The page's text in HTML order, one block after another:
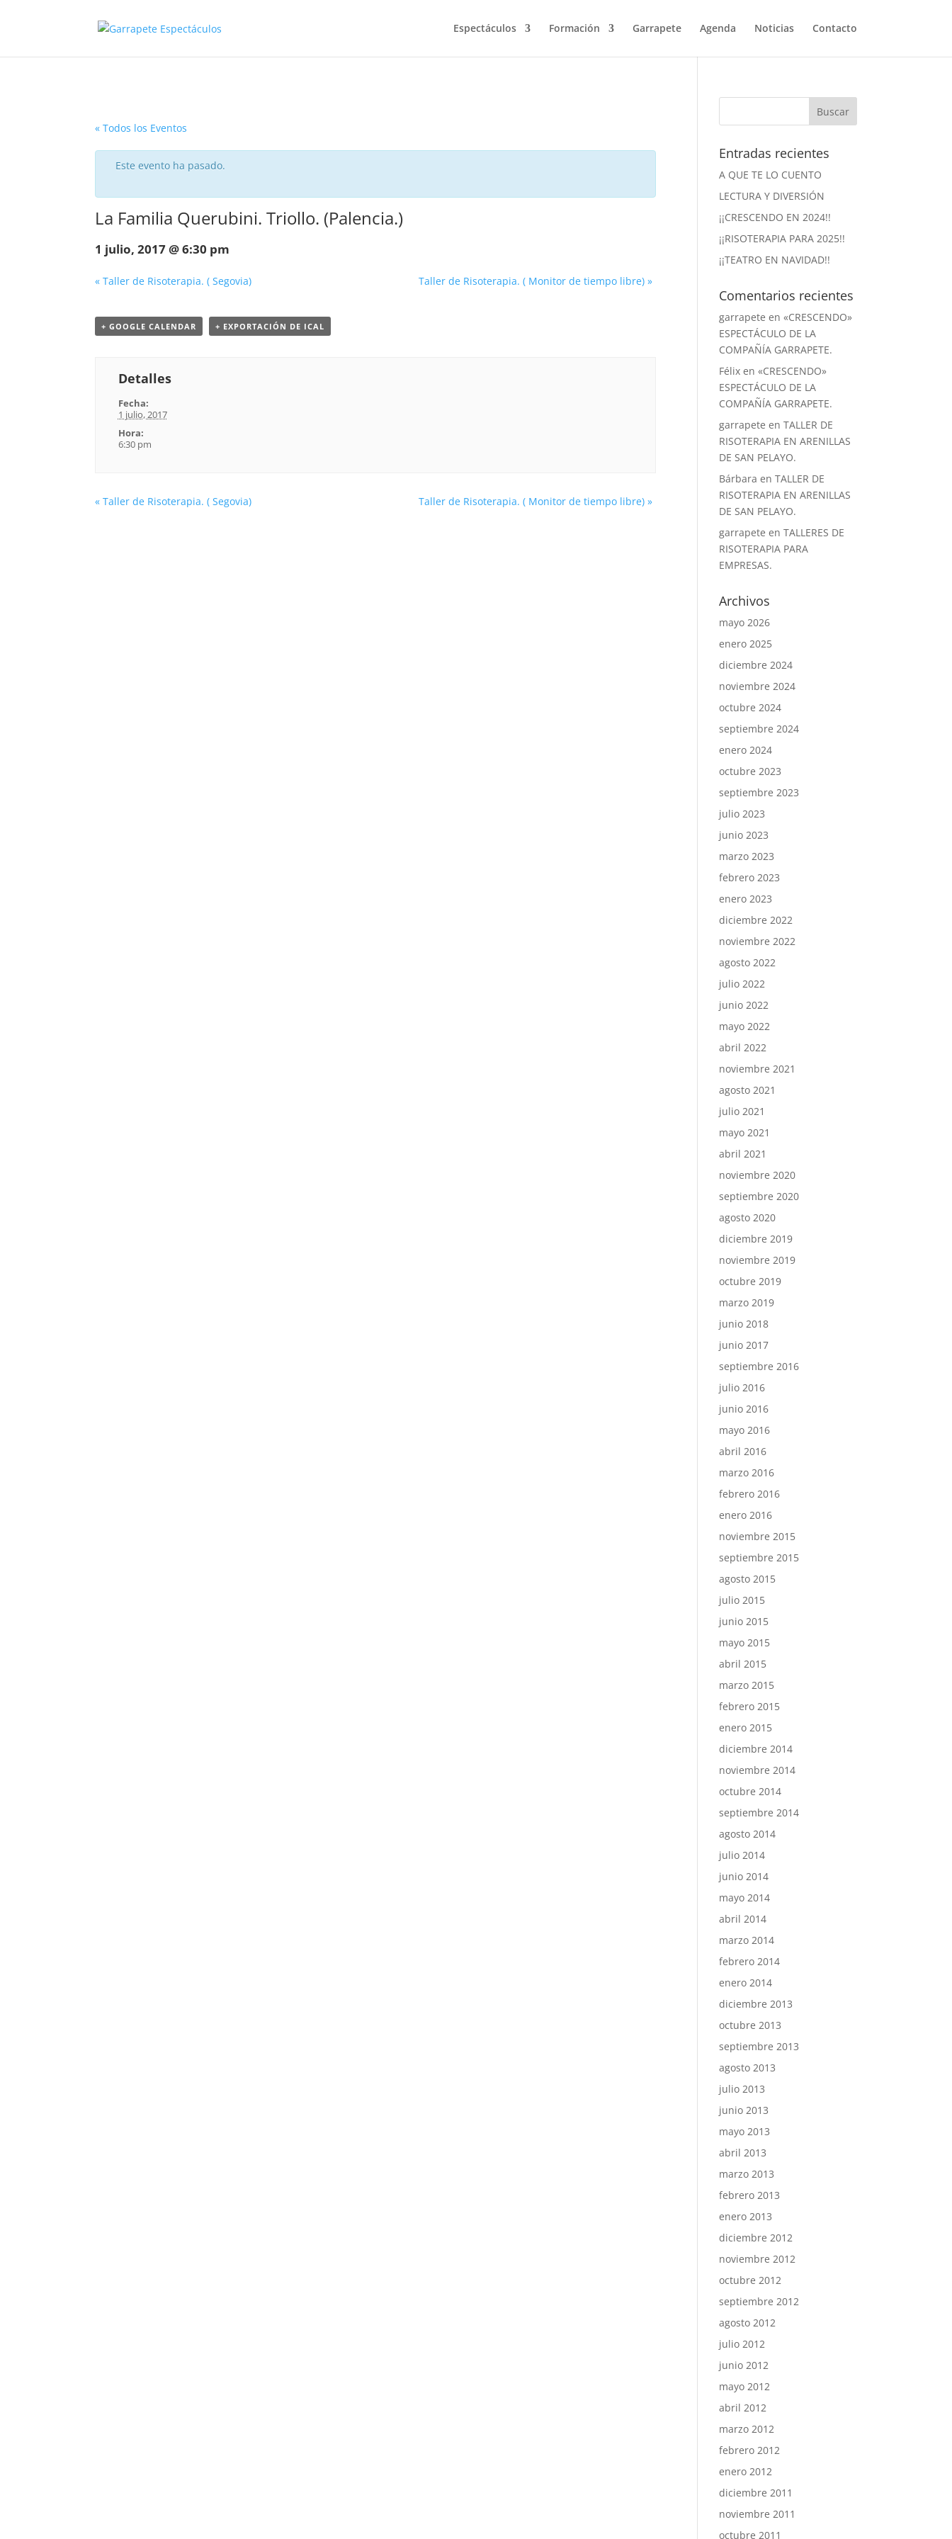
Espectáculos Formación Garrapete Agenda Noticias Contacto
« Todos los Eventos
Este evento ha pasado.
La Familia Querubini. Triollo. (Palencia.)
1 julio, 2017 @ 6:30 pm
« Taller de Risoterapia. ( Segovia) Taller de Risoterapia. ( Monitor de tiempo libre)»
+ GOOGLE CALENDAR + EXPORTACIÓN DE ICAL
Detalles
Fecha:
1 julio, 2017
Hora:
6:30 pm
« Taller de Risoterapia. ( Segovia) Taller de Risoterapia. ( Monitor de tiempo libre)»
Entradas recientes
A QUE TE LO CUENTO
LECTURA Y DIVERSIÓN
¡¡CRESCENDO EN 2024!!
¡¡RISOTERAPIA PARA 2025!!
¡¡TEATRO EN NAVIDAD!!
Comentarios recientes
garrapete en«CRESCENDO»
ESPECTÁCULO DE LA
COMPAÑÍA GARRAPETE.
Félix en«CRESCENDO»
ESPECTÁCULO DE LA
COMPAÑÍA GARRAPETE.
garrapete enTALLER DE
RISOTERAPIA EN ARENILLAS
DE SAN PELAYO.
Bárbara enTALLER DE
RISOTERAPIA EN ARENILLAS
DE SAN PELAYO.
garrapete enTALLERES DE
RISOTERAPIA PARA
EMPRESAS.
Archivos
mayo 2026
enero 2025
diciembre 2024
noviembre 2024
octubre 2024
septiembre 2024
enero 2024
octubre 2023
septiembre 2023
julio 2023
junio 2023
marzo 2023
febrero 2023
enero 2023
diciembre 2022
noviembre 2022
agosto 2022
julio 2022
junio 2022
mayo 2022
abril 2022
noviembre 2021
agosto 2021
julio 2021
mayo 2021
abril 2021
noviembre 2020
septiembre 2020
agosto 2020
diciembre 2019
noviembre 2019
octubre 2019
marzo 2019
junio 2018
junio 2017
septiembre 2016
julio 2016
junio 2016
mayo 2016
abril 2016
marzo 2016
febrero 2016
enero 2016
noviembre 2015
septiembre 2015
agosto 2015
julio 2015
junio 2015
mayo 2015
abril 2015
marzo 2015
febrero 2015
enero 2015
diciembre 2014
noviembre 2014
octubre 2014
septiembre 2014
agosto 2014
julio 2014
junio 2014
mayo 2014
abril 2014
marzo 2014
febrero 2014
enero 2014
diciembre 2013
octubre 2013
septiembre 2013
agosto 2013
julio 2013
junio 2013
mayo 2013
abril 2013
marzo 2013
febrero 2013
enero 2013
diciembre 2012
noviembre 2012
octubre 2012
septiembre 2012
agosto 2012
julio 2012
junio 2012
mayo 2012
abril 2012
marzo 2012
febrero 2012
enero 2012
diciembre 2011
noviembre 2011
octubre 2011